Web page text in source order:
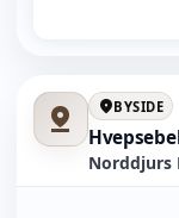
pin_drop location_onBYSIDE
Norddjurs